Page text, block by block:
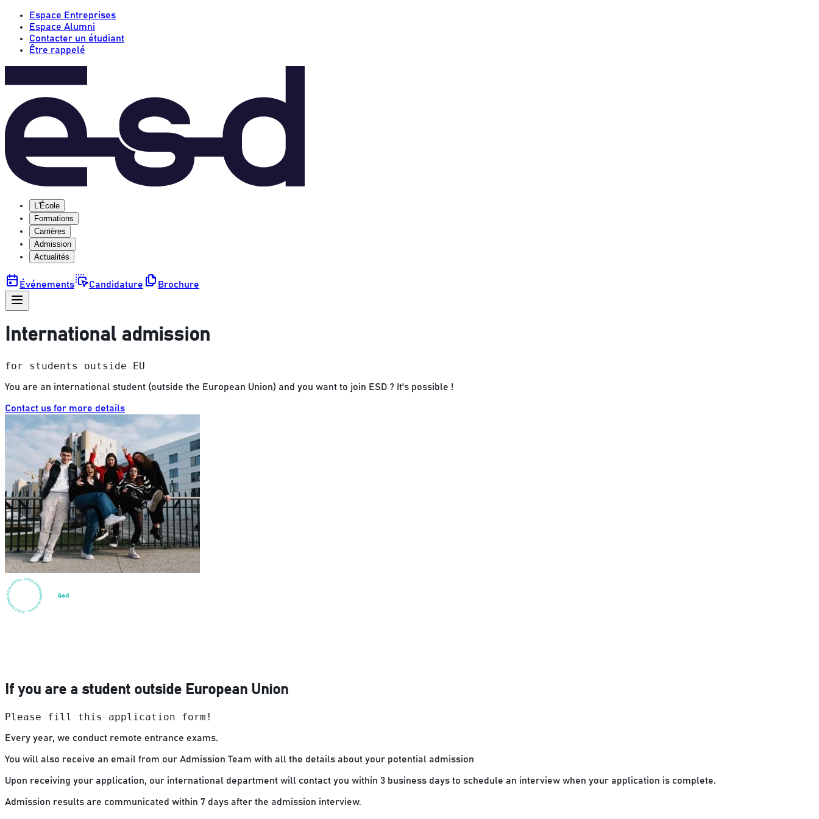
Espace Entreprises
Espace Alumni
Contacter un étudiant
Être rappelé
L'École
Formations
Carrières
Admission
Actualités
Événements Candidature Brochure
International admission
for students outside EU
You are an international student (outside the European Union) and you want to join ESD ? It's possible !
Contact us for more details
If you are a student outside European Union
Please fill this application form!
Every year, we conduct remote entrance exams.
You will also receive an email from our Admission Team with all the details about your potential admission
Upon receiving your application, our international department will contact you within 3 business days to schedule an interview when your application is complete.
Admission results are communicated within 7 days after the admission interview.